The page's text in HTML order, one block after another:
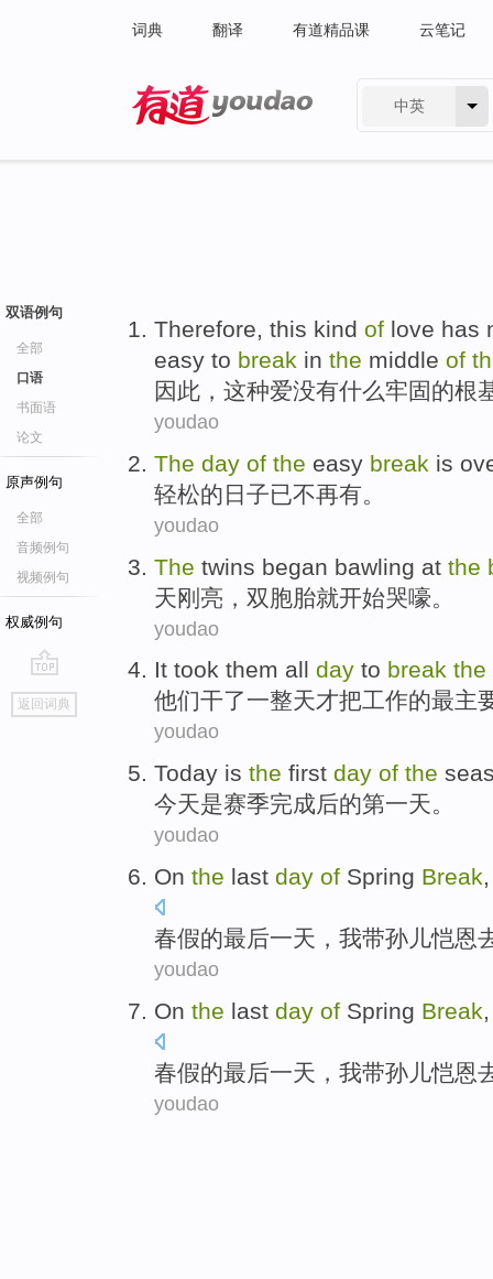
词典 翻译 有道精品课 云笔记
中英
双语例句
全部
口语
书面语
论文
原声例句
全部
音频例句
视频例句
权威例句
go
top
返回词典
Therefore, this kind of love has
easy to break in the middle of
因此 ， 这种爱没有什么牢固的根
youdao
The day of the easy break is
轻松的 日子已不再有。
youdao
The twins began bawling at the
天刚亮， 双胞胎就开始哭嚎 。
youdao
It took them all day to break the
他们干了一整天才把工作的最主
youdao
Today is the first day of the
今天是赛季完成后的第一天。
youdao
On the last day of Spring Break
春假的最后一天 ， 我带孙儿恺恩
youdao
On the last day of Spring Break
春假的最后一天 ， 我带孙儿恺恩
youdao